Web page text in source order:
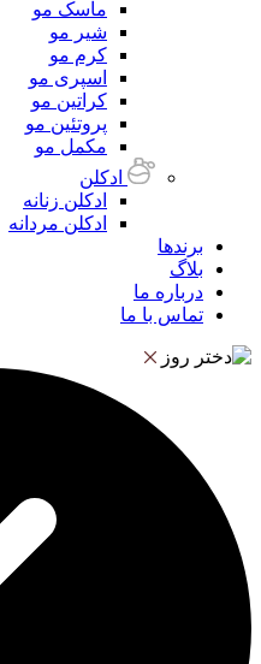
ماسک مو
شیر مو
کرم مو
اسپری مو
کراتین مو
پروتئین مو
مکمل مو
ادکلن
ادکلن زنانه
ادکلن مردانه
برندها
بلاگ
درباره ما
تماس با ما